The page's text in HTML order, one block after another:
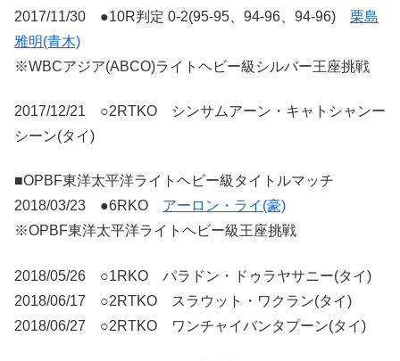
2017/11/30 ●10R判定 0-2(95-95、94-96、94-96) 栗島
雅明(青木)
※WBCアジア(ABCO)ライトヘビー級シルバー王座挑戦
2017/12/21 ○2RTKO シンサムアーン・キャトシャンー
シーン(タイ)
■OPBF東洋太平洋ライトヘビー級タイトルマッチ
2018/03/23 ●6RKO アーロン・ライ(豪)
※OPBF東洋太平洋ライトヘビー級王座挑戦
2018/05/26 ○1RKO パラドン・ドゥラヤサニー(タイ)
2018/06/17 ○2RTKO スラウット・ワクラン(タイ)
2018/06/27 ○2RTKO ワンチャイバンタプーン(タイ)